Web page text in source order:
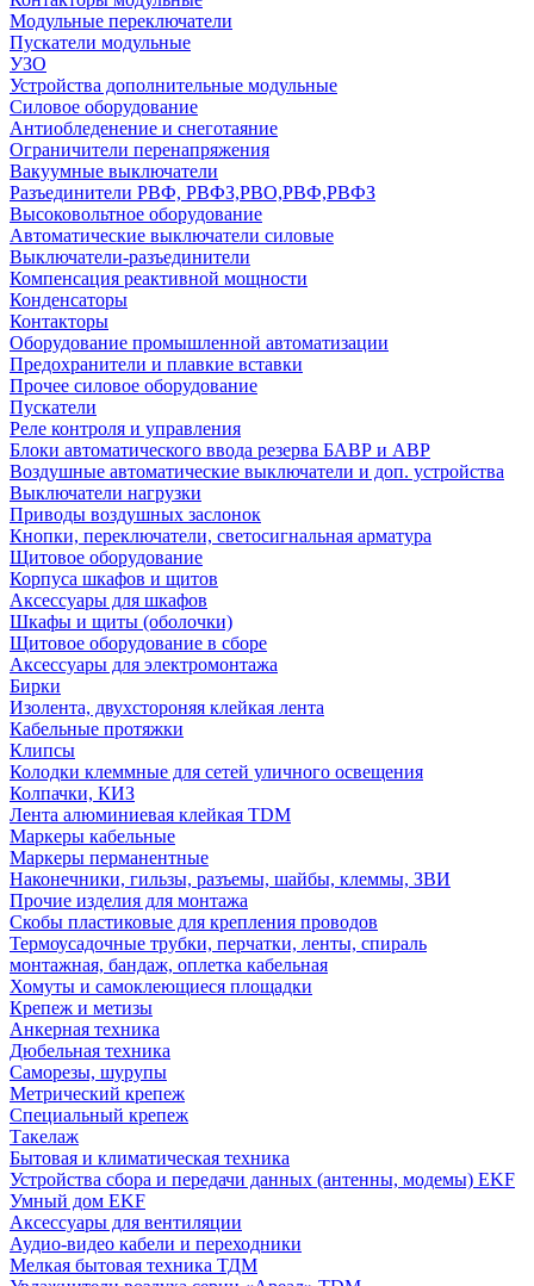
Модульные переключатели
Пускатели модульные
УЗО
Устройства дополнительные модульные
Силовое оборудование
Антиобледенение и снеготаяние
Ограничители перенапряжения
Вакуумные выключатели
Разъединители РВФ, РВФЗ,РВО,РВФ,РВФЗ
Высоковольтное оборудование
Автоматические выключатели cиловые
Выключатели-разъединители
Компенсация реактивной мощности
Конденсаторы
Контакторы
Оборудование промышленной автоматизации
Предохранители и плавкие вставки
Прочее силовое оборудование
Пускатели
Реле контроля и управления
Блоки автоматического ввода резерва БАВР и АВР
Воздушные автоматические выключатели и доп. устройства
Выключатели нагрузки
Приводы воздушных заслонок
Кнопки, переключатели, светосигнальная арматура
Щитовое оборудование
Корпуса шкафов и щитов
Аксессуары для шкафов
Шкафы и щиты (оболочки)
Щитовое оборудование в сборе
Аксессуары для электромонтажа
Бирки
Изолента, двухстороняя клейкая лента
Кабельные протяжки
Клипсы
Колодки клеммные для сетей уличного освещения
Колпачки, КИЗ
Лента алюминиевая клейкая TDM
Маркеры кабельные
Маркеры перманентные
Наконечники, гильзы, разъемы, шайбы, клеммы, ЗВИ
Прочие изделия для монтажа
Скобы пластиковые для крепления проводов
Термоусадочные трубки, перчатки, ленты, спираль
монтажная, бандаж, оплетка кабельная
Хомуты и самоклеющиеся площадки
Крепеж и метизы
Анкерная техника
Дюбельная техника
Саморезы, шурупы
Метрический крепеж
Специальный крепеж
Такелаж
Бытовая и климатическая техника
Устройства сбора и передачи данных (антенны, модемы) EKF
Умный дом EKF
Аксессуары для вентиляции
Аудио-видео кабели и переходники
Мелкая бытовая техника ТДМ